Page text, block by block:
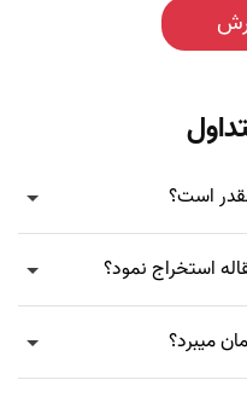
است؟
استخراج نمود؟
میبرد؟